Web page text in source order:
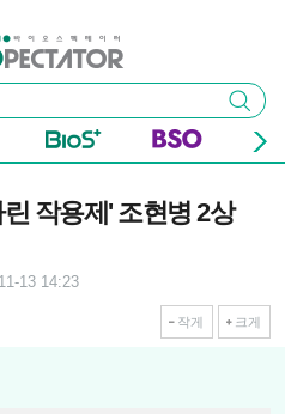
이터
검색
작용제' 조현병 2상
13 14:23
작게 크게